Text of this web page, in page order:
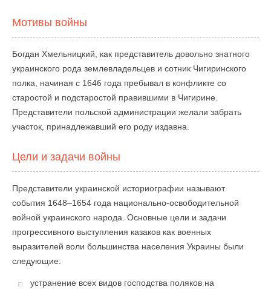
Мотивы войны
Богдан Хмельницкий, как представитель довольно знатного
украинского рода землевладельцев и сотник Чигиринского
полка, начиная с 1646 года пребывал в конфликте со
старостой и подстаростой правившими в Чигирине.
Представители польской администрации желали забрать
участок, принадлежавший его роду издавна.
Цели и задачи войны
Представители украинской историографии называют
события 1648–1654 года национально-освободительной
войной украинского народа. Основные цели и задачи
прогрессивного выступления казаков как военных
выразителей воли большинства населения Украины были
следующие:
устранение всех видов господства поляков на